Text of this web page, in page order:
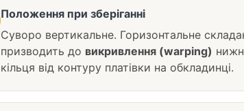
Положення при зберіганні
Суворо вертикальне. Горизонтальне
призводить до викривлення (warping)
кільця від контуру платівки на обкладинці.